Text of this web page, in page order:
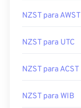
NZST para AWST
NZST para UTC
NZST para ACST
NZST para WIB